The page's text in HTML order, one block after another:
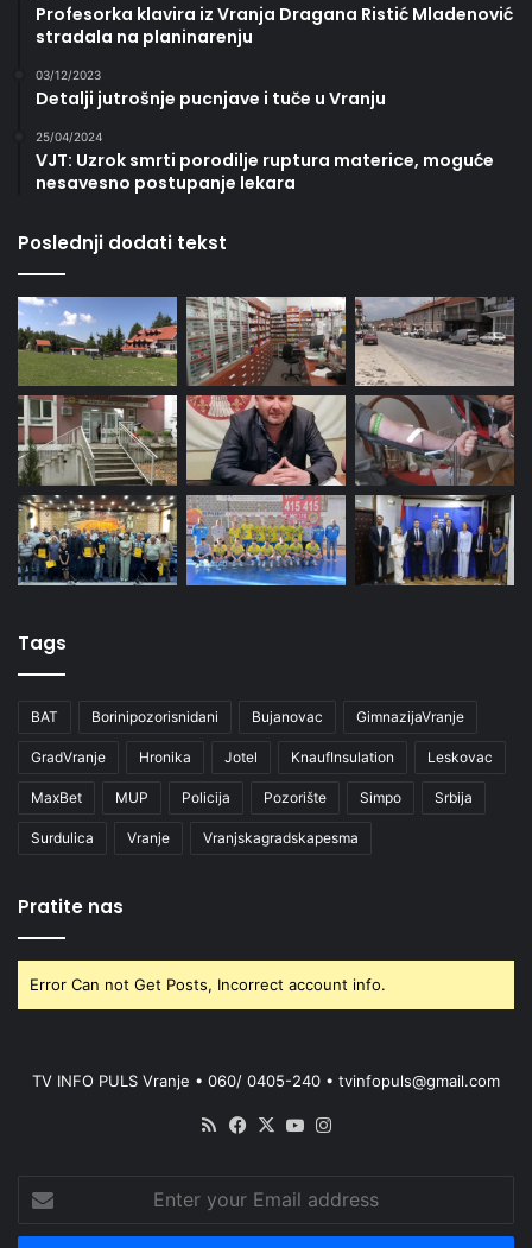
Profesorka klavira iz Vranja Dragana Ristić Mladenović
stradala na planinarenju
03/12/2023
Detalji jutrošnje pucnjave i tuče u Vranju
25/04/2024
VJT: Uzrok smrti porodilje ruptura materice, moguće
nesavesno postupanje lekara
Poslednji dodati tekst
Tags
BAT Borinipozorisnidani Bujanovac GimnazijaVranje
GradVranje Hronika Jotel KnaufInsulation Leskovac
MaxBet MUP Policija Pozorište Simpo Srbija
Surdulica Vranje Vranjskagradskapesma
Pratite nas
Error Can not Get Posts, Incorrect account info.
TV INFO PULS Vranje • 060/ 0405-240 • tvinfopuls@gmail.com
RSS Facebook
X YouTube
your
Email